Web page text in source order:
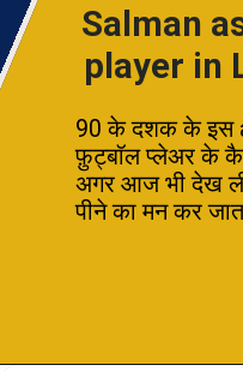
Salman
player in
90 के दशक के इस
फ़ुट्बॉल प्लेअर के
अगर आज भी देख
पीने का मन कर